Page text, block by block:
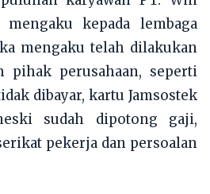
kepada lembaga
mengaku telah dilakukan
pihak perusahaan, seperti
dibayar, kartu Jamsostek
sudah dipotong gaji,
pekerja dan persoalan